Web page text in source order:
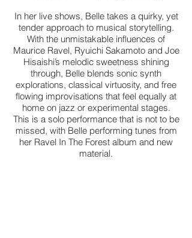
In her live shows, Belle takes a quirky, yet
tender approach to musical storytelling.
With the unmistakable influences of
Maurice Ravel, Ryuichi Sakamoto and Joe
Hisaishi’s melodic sweetness shining
through, Belle blends sonic synth
explorations, classical virtuosity, and free
flowing improvisations that feel equally at
home on jazz or experimental stages.
This is a solo performance that is not to be
missed, with Belle performing tunes from
her Ravel In The Forest album and new
material.